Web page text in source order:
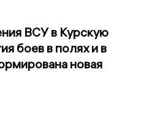
ВСУ в Курскую
боев в полях и в
новая